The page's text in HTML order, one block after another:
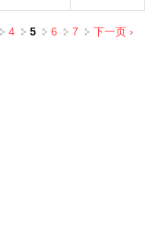
4 5 6 7
下一页 ›